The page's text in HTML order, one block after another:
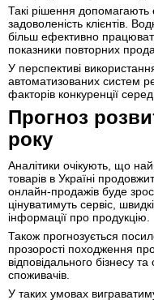
Такі рішення
задоволеність клієнтів.
більш ефективно
показники повторних
У перспективі
автоматизованих систем
факторів конкуренції
Прогноз
року
Аналітики очікують, що
товарів в Україні
онлайн-продажів буде
цінуватимуть сервіс,
інформації про продукцію.
Також прогнозується
прозорості походження
відповідального бізнесу
споживачів.
У таких умовах